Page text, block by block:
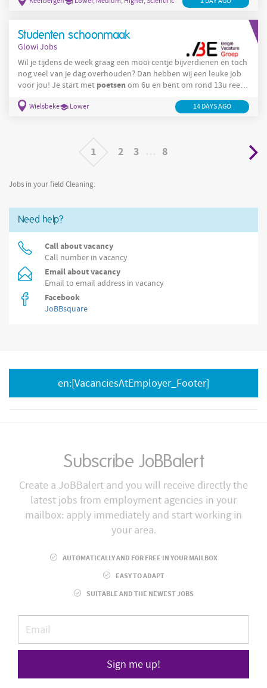
zorgaanbieders in Belgium; in de residentiële ouderenzorg, met
afdelingen. Al onze locaties zijn ISO 9001 gecertificeerd.
Studenten schoonmaak
Glowi Jobs
Wil je tijdens de week graag een mooi centje bijverdienen en toch
nog veel van je dag overhouden? Dan hebben wij een leuke job
voor jou! Je start met poetsen om 6u en bent om rond 13u reeds
ondertussen heb je 16.7243€/u verdiend! Aarzel dus niet en bel
Wielsbeke Lower 14 DAYS AGO
1 2 3 8
Jobs in your field Cleaning.
Need help?
Call about vacancy
Call number in vacancy
Email about vacancy
Email to email address in vacancy
Facebook
JoBBsquare
en:[VacanciesAtEmployer_Footer]
Subscribe JoBBalert
Create a JoBBalert and you will receive directly the
latest jobs from employment agencies in your
mailbox: apply immediately and start working in
your area.
AUTOMATICALLY AND FOR FREE IN YOUR MAILBOX
EASY TO ADAPT
SUITABLE AND THE NEWEST JOBS
Sign me up!